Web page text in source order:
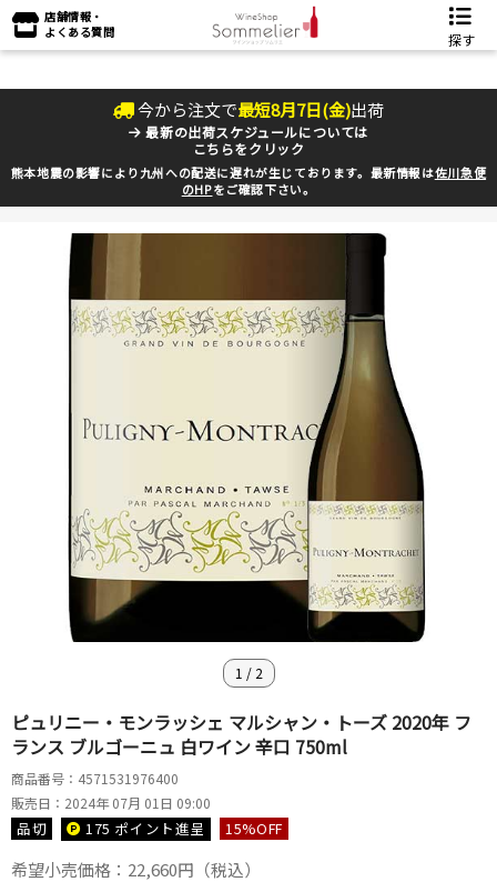
店舗情報・
よくある質問
探す
今から注文で最短8月7日(金)出荷
最新の出荷スケジュールについては
こちらをクリック
熊本地震の影響により九州への配送に遅れが生じております。最新情報は佐川急便
のHPをご確認下さい。
1 / 2
ピュリニー・モンラッシェ マルシャン・トーズ 2020年 フ
ランス ブルゴーニュ 白ワイン 辛口 750ml
商品番号：4571531976400
販売日：2024年 07月 01日 09:00
品切 175 ポイント進呈 15%OFF
希望小売価格：22,660円（税込）